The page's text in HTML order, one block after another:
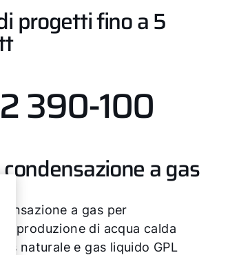
progetti fino a 5
390-100
a gas
a gas per
e produzione di acqua calda
naturale e gas liquido GPL